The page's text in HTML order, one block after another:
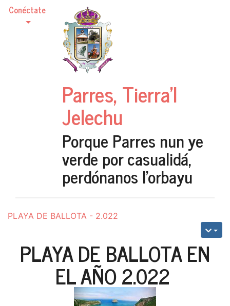
Conéctate
Parres, Tierra'l
Jelechu
Porque Parres nun ye
verde por casualidá,
perdónanos l'orbayu
PLAYA DE BALLOTA - 2.022
PLAYA DE BALLOTA EN
EL AÑO 2.022